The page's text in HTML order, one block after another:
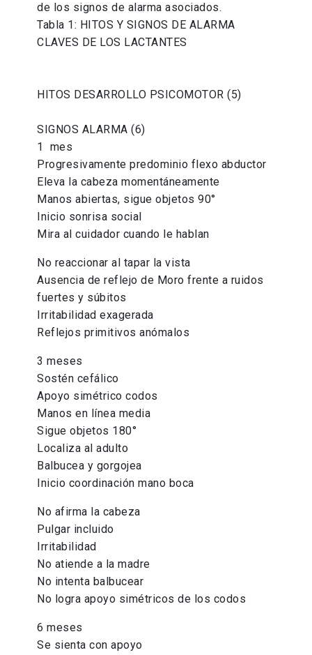
de los signos de alarma asociados.
Tabla 1: HITOS Y SIGNOS DE ALARMA
CLAVES DE LOS LACTANTES
HITOS DESARROLLO PSICOMOTOR (5)
SIGNOS ALARMA (6)
1 mes
Progresivamente predominio flexo abductor
Eleva la cabeza momentáneamente
Manos abiertas, sigue objetos 90°
Inicio sonrisa social
Mira al cuidador cuando le hablan
No reaccionar al tapar la vista
Ausencia de reflejo de Moro frente a ruidos
fuertes y súbitos
Irritabilidad exagerada
Reflejos primitivos anómalos
3 meses
Sostén cefálico
Apoyo simétrico codos
Manos en línea media
Sigue objetos 180°
Localiza al adulto
Balbucea y gorgojea
Inicio coordinación mano boca
No afirma la cabeza
Pulgar incluido
Irritabilidad
No atiende a la madre
No intenta balbucear
No logra apoyo simétricos de los codos
6 meses
Se sienta con apoyo